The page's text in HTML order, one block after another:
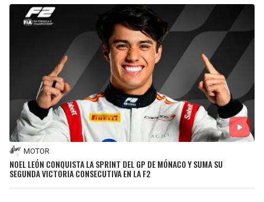
MOTOR
NOEL LEÓN CONQUISTA LA SPRINT DEL GP DE MÓNACO Y SUMA SU
SEGUNDA VICTORIA CONSECUTIVA EN LA F2